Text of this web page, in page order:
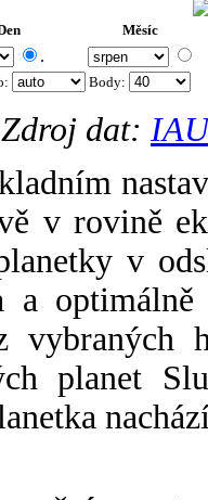
Měsíc
.
Body:
Zdroj dat:
v rovině
v
a
vybraných
planet